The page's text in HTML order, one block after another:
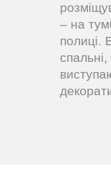
– на
полиці.
спальні,